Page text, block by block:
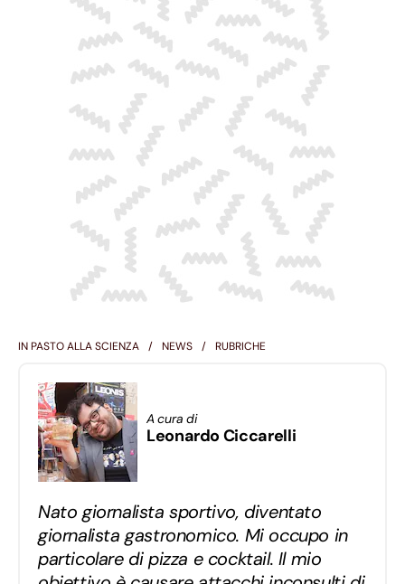
IN PASTO ALLA SCIENZA NEWS RUBRICHE
A cura di
Leonardo Ciccarelli
Nato giornalista sportivo, diventato
giornalista gastronomico. Mi occupo in
particolare di pizza e cocktail. Il mio